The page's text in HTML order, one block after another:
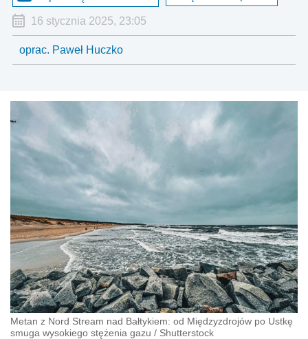
16 stycznia 2025, 23:05
oprac. Paweł Huczko
Metan z Nord Stream nad Bałtykiem: od Międzyzdrojów po Ustkę
smuga wysokiego stężenia gazu / Shutterstock